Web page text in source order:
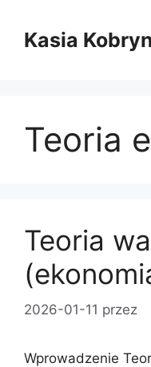
treściKasia Kobryn
Teoria
Teoria
2026-01-11 przez
Wprowadzenie